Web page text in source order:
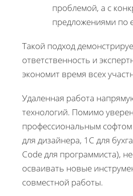
проблемой, а с
предложениями по
Такой подход
ответственность и
экономит время всех
Удаленная работа
технологий. Помимо
профессиональным софтом
для дизайнера, 1С для
Code для программиста),
осваивать новые
совместной работы.